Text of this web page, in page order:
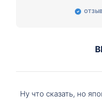
Ну что сказать, но